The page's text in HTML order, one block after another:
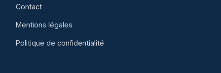
Contact
Mentions légales
Politique de confidentialité